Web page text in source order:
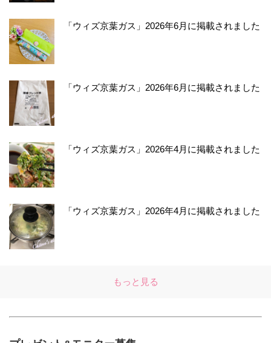
「ウィズ京葉ガス」2026年6月に掲載されました
「ウィズ京葉ガス」2026年6月に掲載されました
「ウィズ京葉ガス」2026年4月に掲載されました
「ウィズ京葉ガス」2026年4月に掲載されました
もっと見る